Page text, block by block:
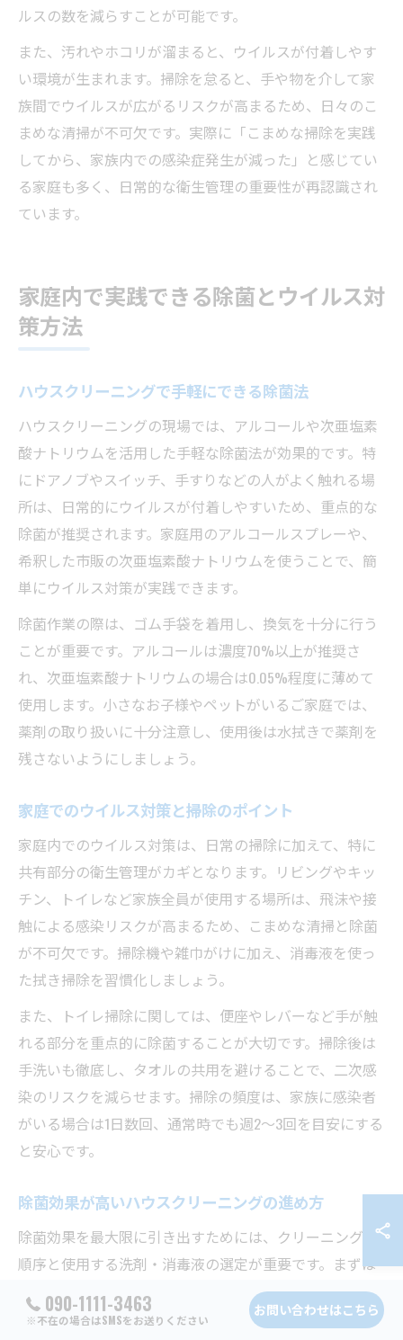
ルスの数を減らすことが可能です。
また、汚れやホコリが溜まると、ウイルスが付着しやす
い環境が生まれます。掃除を怠ると、手や物を介して家
族間でウイルスが広がるリスクが高まるため、日々のこ
まめな清掃が不可欠です。実際に「こまめな掃除を実践
してから、家族内での感染症発生が減った」と感じてい
る家庭も多く、日常的な衛生管理の重要性が再認識され
ています。
家庭内で実践できる除菌とウイルス対
策方法
ハウスクリーニングで手軽にできる除菌法
ハウスクリーニングの現場では、アルコールや次亜塩素
酸ナトリウムを活用した手軽な除菌法が効果的です。特
にドアノブやスイッチ、手すりなどの人がよく触れる場
所は、日常的にウイルスが付着しやすいため、重点的な
除菌が推奨されます。家庭用のアルコールスプレーや、
希釈した市販の次亜塩素酸ナトリウムを使うことで、簡
単にウイルス対策が実践できます。
除菌作業の際は、ゴム手袋を着用し、換気を十分に行う
ことが重要です。アルコールは濃度70%以上が推奨さ
れ、次亜塩素酸ナトリウムの場合は0.05%程度に薄めて
使用します。小さなお子様やペットがいるご家庭では、
薬剤の取り扱いに十分注意し、使用後は水拭きで薬剤を
残さないようにしましょう。
家庭でのウイルス対策と掃除のポイント
家庭内でのウイルス対策は、日常の掃除に加えて、特に
共有部分の衛生管理がカギとなります。リビングやキッ
チン、トイレなど家族全員が使用する場所は、飛沫や接
触による感染リスクが高まるため、こまめな清掃と除菌
が不可欠です。掃除機や雑巾がけに加え、消毒液を使っ
た拭き掃除を習慣化しましょう。
また、トイレ掃除に関しては、便座やレバーなど手が触
れる部分を重点的に除菌することが大切です。掃除後は
手洗いも徹底し、タオルの共用を避けることで、二次感
染のリスクを減らせます。掃除の頻度は、家族に感染者
がいる場合は1日数回、通常時でも週2〜3回を目安にする
と安心です。
除菌効果が高いハウスクリーニングの進め方
除菌効果を最大限に引き出すためには、クリーニングの
順序と使用する洗剤・消毒液の選定が重要です。まずは
ホコリや汚れを落とし、その後にアルコールや次亜塩素
酸ナトリウムなどの消毒剤を使うことで、ウイルスや細
090-1111-3463
※不在の場合はSMSをお送りください
お問い合わせはこちら